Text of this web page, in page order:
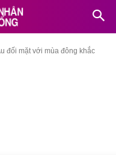
đối mặt với mùa đông khắc